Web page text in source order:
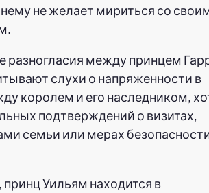
не желает мириться со
разногласия между принцем
слухи о напряженности в
королем и его наследником,
подтверждений о визитах,
семьи или мерах
Уильям находится в